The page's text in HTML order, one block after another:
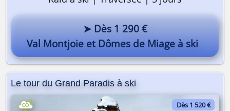
➤ Dès 1 290 €
Val Montjoie et Dômes de Miage à ski
Le tour du Grand Paradis à ski
Dès 1 520 €